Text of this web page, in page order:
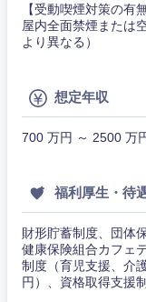
【受動喫煙対策の有
屋内全面禁煙または
より異なる）
想定年収
700 万円 ～ 2500 万
福利厚生・待
財形貯蓄制度、団体
健康保険組合カフェ
制度（育児支援、介
円）、資格取得支援
山梨県